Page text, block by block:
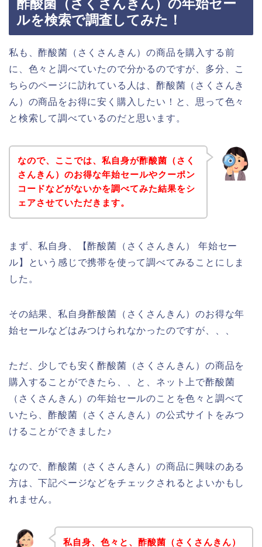
酢酸菌（さくさんきん）の年始セー
ルを検索で調査してみた！
私も、酢酸菌（さくさんきん）の商品を購入する前
に、色々と調べていたので分かるのですが、多分、こ
ちらのページに訪れている人は、酢酸菌（さくさんき
ん）の商品をお得に安く購入したい！と、思って色々
と検索して調べているのだと思います。
なので、ここでは、私自身が酢酸菌（さく
さんきん）のお得な年始セールやクーポン
コードなどがないかを調べてみた結果をシ
ェアさせていただきます。
まず、私自身、【酢酸菌（さくさんきん） 年始セー
ル】という感じで携帯を使って調べてみることにしま
した。
その結果、私自身酢酸菌（さくさんきん）のお得な年
始セールなどはみつけられなかったのですが、、、
ただ、少しでも安く酢酸菌（さくさんきん）の商品を
購入することができたら、、と、ネット上で酢酸菌
（さくさんきん）の年始セールのことを色々と調べて
いたら、酢酸菌（さくさんきん）の公式サイトをみつ
けることができました♪
なので、酢酸菌（さくさんきん）の商品に興味のある
方は、下記ページなどをチェックされるとよいかもし
れません。
私自身、色々と、酢酸菌（さくさんきん）